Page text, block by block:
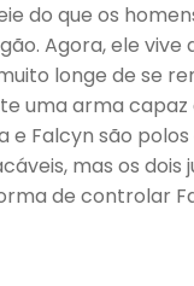
do que os
Agora, ele
longe de se
uma arma
e Falcyn são
mas os
de controlar